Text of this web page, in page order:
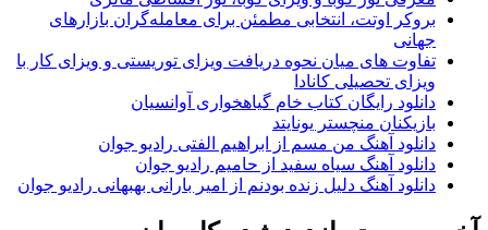
اوتت، انتخابی مطمئن برای معامله‌گران بازارهای
های میان نحوه دریافت ویزای توریستی و ویزای کار با
تحصیلی کانادا
رایگان کتاب خام گیاهخواری آوانسیان
منچستر یونایتد
آهنگ من مسم از ابراهیم الفتی رادیو جوان
آهنگ سیاه سفید از حامیم رادیو جوان
آهنگ دلیل زنده بودنم از امیر بارانی بهبهانی رادیو جوان